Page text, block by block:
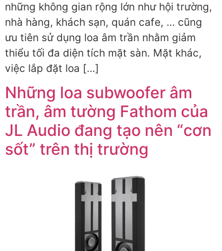
những không gian rộng lớn như hội trường,
nhà hàng, khách sạn, quán cafe, … cũng
ưu tiên sử dụng loa âm trần nhằm giảm
thiểu tối đa diện tích mặt sàn. Mặt khác,
việc lắp đặt loa […]
Những loa subwoofer âm
trần, âm tường Fathom của
JL Audio đang tạo nên “cơn
sốt” trên thị trường